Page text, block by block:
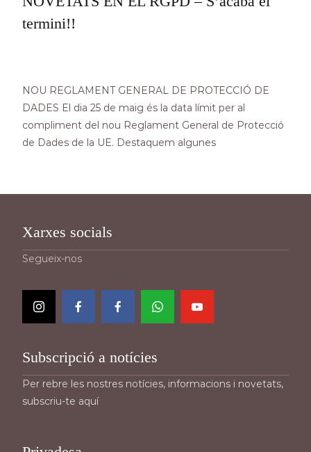
termini!!
NOU REGLAMENT GENERAL DE PROTECCIÓ DE
DADES El dia 25 de maig és la data límit per al
compliment del nou Reglament General de Protecció
de Dades de la UE. Destaquem algunes
Xarxes socials
Segueix-nos
Subscripció a notícies
Per rebre les nostres notícies, informacions i novetats,
subscriu-te aquí